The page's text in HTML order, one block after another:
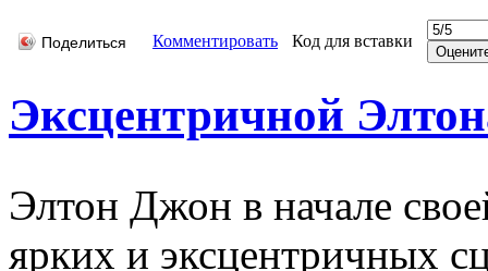
Поделиться Комментировать Код для вставки
Эксцентричной
Элтон Джон в начале
ярких и эксцентричных